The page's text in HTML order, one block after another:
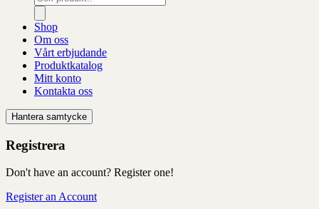
Shop
Om oss
Vårt erbjudande
Produktkatalog
Mitt konto
Kontakta oss
Hantera samtycke
Registrera
Don't have an account? Register one!
Register an Account